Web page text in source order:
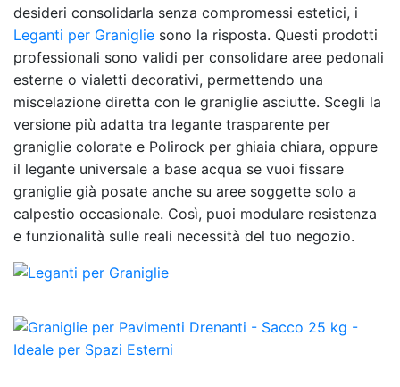
desideri consolidarla senza compromessi estetici, i
Leganti per Graniglie sono la risposta. Questi prodotti
professionali sono validi per consolidare aree pedonali
esterne o vialetti decorativi, permettendo una
miscelazione diretta con le graniglie asciutte. Scegli la
versione più adatta tra legante trasparente per
graniglie colorate e Polirock per ghiaia chiara, oppure
il legante universale a base acqua se vuoi fissare
graniglie già posate anche su aree soggette solo a
calpestio occasionale. Così, puoi modulare resistenza
e funzionalità sulle reali necessità del tuo negozio.